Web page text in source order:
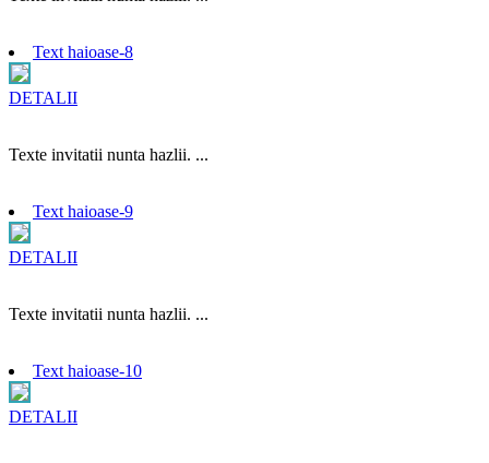
Text haioase-8
DETALII
Texte invitatii nunta hazlii. ...
Text haioase-9
DETALII
Texte invitatii nunta hazlii. ...
Text haioase-10
DETALII